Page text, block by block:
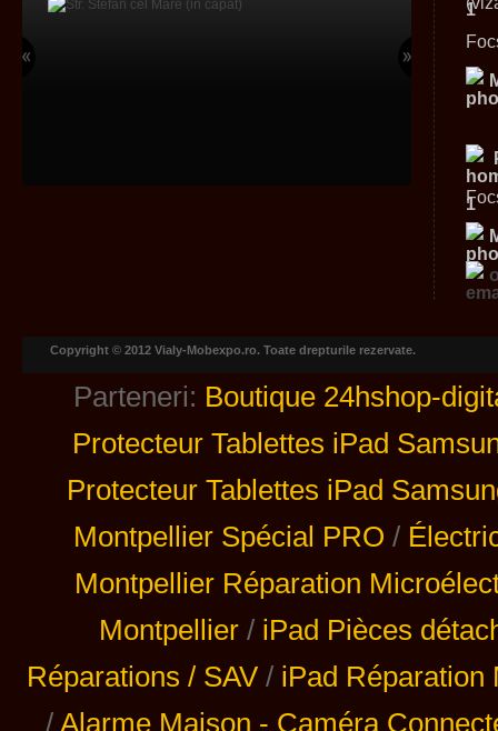
Copyright © 2012 Vialy-Mobexpo.ro. Toate drepturile rezervate.
Parteneri: Boutique 24hshop-
Protecteur Tablettes iPad
Protecteur Tablettes iPad
Montpellier Spécial PRO /
Montpellier Réparation
Montpellier / iPad Pièces
Réparations / SAV / iPad Réparation
/ Alarme Maison - Caméra